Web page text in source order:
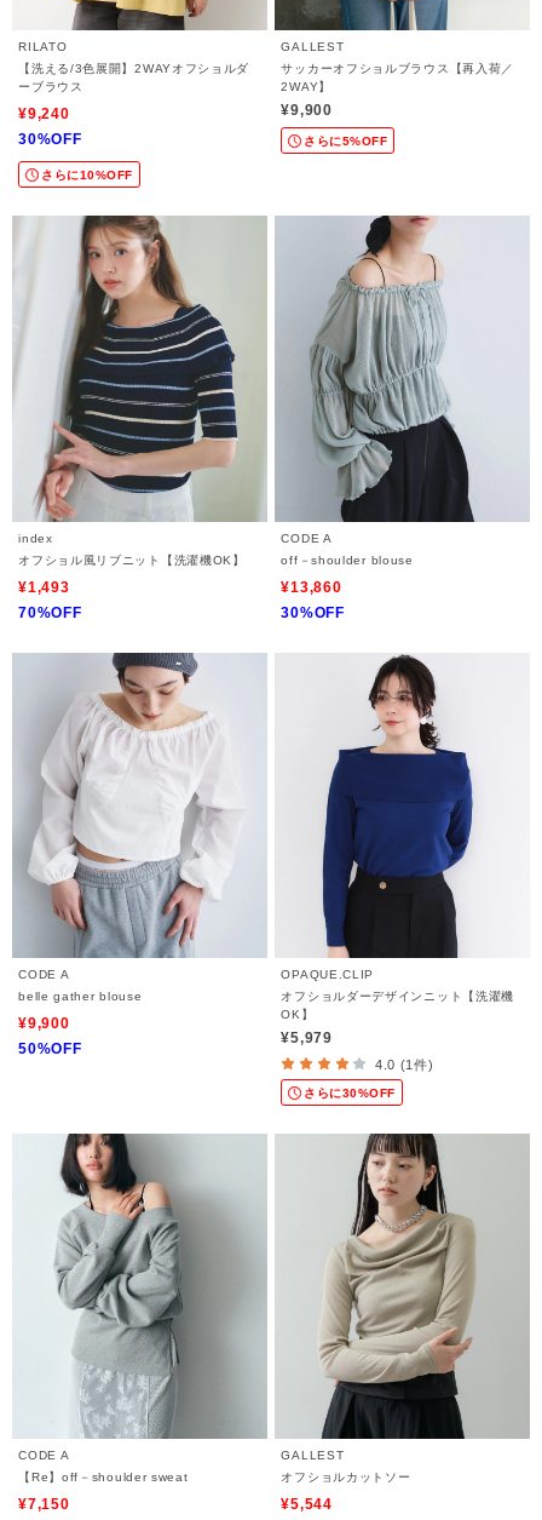
RILATO
【洗える/3色展開】2WAYオフショルダ
ーブラウス
¥9,240
30%OFF
さらに10%OFF
GALLEST
サッカーオフショルブラウス【再入荷／
2WAY】
¥9,900
さらに5%OFF
index
オフショル風リブニット【洗濯機OK】
¥1,493
70%OFF
CODE A
off－shoulder blouse
¥13,860
30%OFF
CODE A
belle gather blouse
¥9,900
50%OFF
OPAQUE.CLIP
オフショルダーデザインニット【洗濯機
OK】
¥5,979
4.0 (1件)
さらに30%OFF
CODE A
【Re】off－shoulder sweat
¥7,150
GALLEST
オフショルカットソー
¥5,544